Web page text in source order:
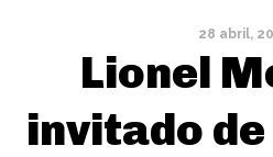
28 abril,
Lionel
invitado